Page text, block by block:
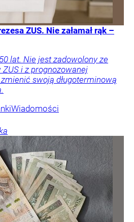
ZUS. Nie załamał rąk –
lat. Nie jest zadowolony ze
i z prognozowanej
swoją długoterminową
Wiadomości